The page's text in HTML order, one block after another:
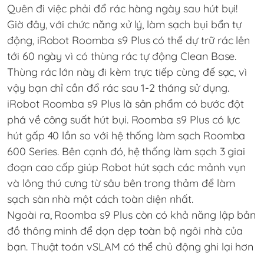
Quên đi việc phải đổ rác hàng ngày sau hút bụi!
Giờ đây, với chức năng xử lý, làm sạch bụi bẩn tự
động, iRobot Roomba s9 Plus có thể dự trữ rác lên
tới 60 ngày vì có thùng rác tự động Clean Base.
Thùng rác lớn này đi kèm trực tiếp cùng đế sạc, vì
vậy bạn chỉ cần đổ rác sau 1-2 tháng sử dụng.
iRobot Roomba s9 Plus là sản phẩm có bước đột
phá về công suất hút bụi. Roomba s9 Plus có lực
hút gấp 40 lần so với hệ thống làm sạch Roomba
600 Series. Bên cạnh đó, hệ thống làm sạch 3 giai
đoạn cao cấp giúp Robot hút sạch các mảnh vụn
và lông thú cưng từ sâu bên trong thảm để làm
sạch sàn nhà một cách toàn diện nhất.
Ngoài ra, Roomba s9 Plus còn có khả năng lập bản
đồ thông minh để dọn dẹp toàn bộ ngôi nhà của
bạn. Thuật toán vSLAM có thể chủ động ghi lại hơn